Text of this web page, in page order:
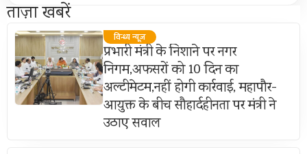
ताज़ा खबरें
विन्ध्य न्यूज़
प्रभारी मंत्री के निशाने पर नगर
निगम,अफसरों को 10 दिन का
अल्टीमेटम,नहीं होगी कार्रवाई, महापौर-
आयुक्त के बीच सौहार्दहीनता पर मंत्री ने
उठाए सवाल